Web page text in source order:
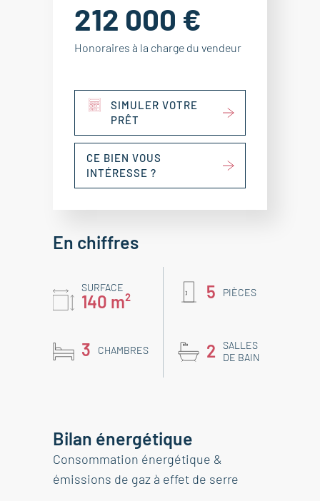
212 000 €
Honoraires à la charge du vendeur
SIMULER VOTRE
PRÊT
CE BIEN VOUS
INTÉRESSE ?
En chiffres
SURFACE
140 m² 5 PIÈCES
3 CHAMBRES 2
SALLES
DE BAIN
Bilan énergétique
Consommation énergétique &
émissions de gaz à effet de serre